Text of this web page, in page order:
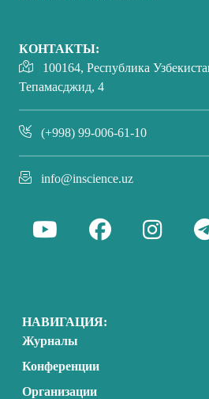
КОНТАКТЫ:
100164, Республика
Тепамасджид, 4
(+998) 99-006-61-10
info@inscience.uz
НАВИГАЦИЯ:
Журналы
Конференции
Организации